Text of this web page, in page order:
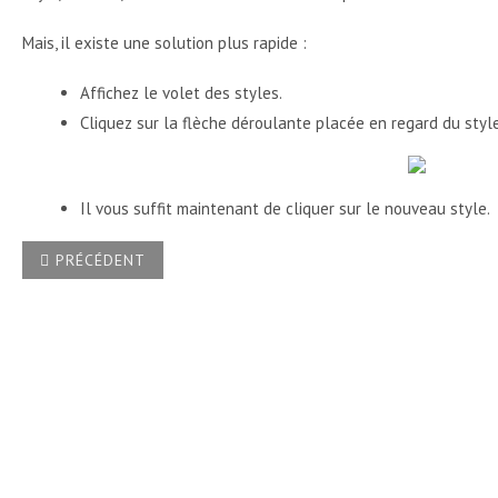
Mais, il existe une solution plus rapide :
Affichez le volet des styles.
Cliquez sur la flèche déroulante placée en regard du
Il vous suffit maintenant de cliquer sur le nouveau style.
ARTICLE PRÉCÉDENT : COMMENT, DANS UN DOCUMENT
PRÉCÉDENT